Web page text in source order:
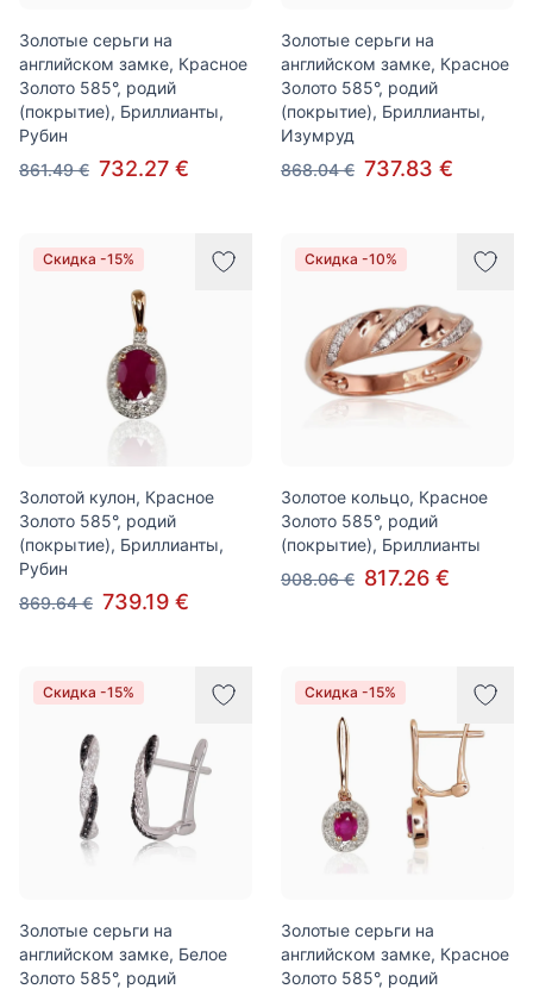
Золотые серьги на
английском замке, Красное
Золото 585°, родий
(покрытие), Бриллианты,
Рубин
861.49 € 732.27 €
Золотые серьги на
английском замке, Красное
Золото 585°, родий
(покрытие), Бриллианты,
Изумруд
868.04 € 737.83 €
Скидка -15%
Золотой кулон, Красное
Золото 585°, родий
(покрытие), Бриллианты,
Рубин
869.64 € 739.19 €
Скидка -10%
Золотое кольцо, Красное
Золото 585°, родий
(покрытие), Бриллианты
908.06 € 817.26 €
Скидка -15%
Золотые серьги на
английском замке, Белое
Золото 585°, родий
Скидка -15%
Золотые серьги на
английском замке, Красное
Золото 585°, родий